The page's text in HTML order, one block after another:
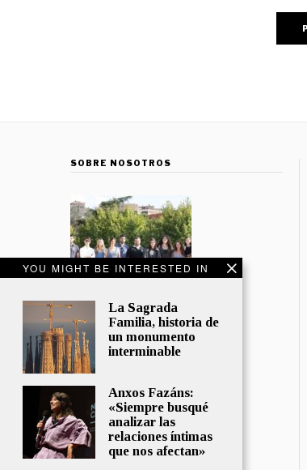
YOU MIGHT BE INTERESTED IN
La Sagrada
Familia, historia de
un monumento
interminable
Anxos Fazáns:
«Siempre busqué
analizar las
relaciones íntimas
que nos afectan»
SOBRE NOSOTROS